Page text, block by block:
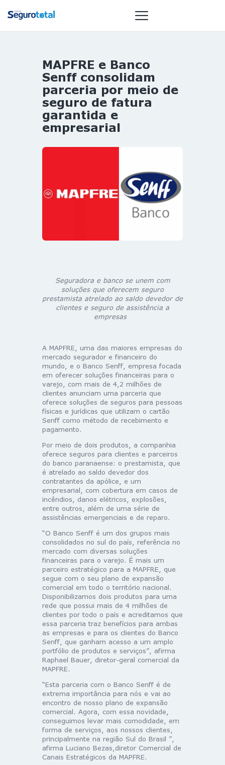
NOTÍCIAS
REVISTA
ESPECIAIS
GAIVOTA DE
OURO
ST SUMMIT
HOMEST
HOME
MAPFRE e Banco
Senff consolidam
parceria por meio de
seguro de fatura
garantida e
empresarial
Seguradora e banco se unem com
soluções que oferecem seguro
prestamista atrelado ao saldo devedor de
clientes e seguro de assistência a
empresas
A MAPFRE, uma das maiores empresas do
mercado segurador e financeiro do
mundo, e o Banco Senff, empresa focada
em oferecer soluções financeiras para o
varejo, com mais de 4,2 milhões de
clientes anunciam uma parceria que
oferece soluções de seguros para pessoas
físicas e jurídicas que utilizam o cartão
Senff como método de recebimento e
pagamento.
Por meio de dois produtos, a companhia
oferece seguros para clientes e parceiros
do banco paranaense: o prestamista, que
é atrelado ao saldo devedor dos
contratantes da apólice, e um
empresarial, com cobertura em casos de
incêndios, danos elétricos, explosões,
entre outros, além de uma série de
assistências emergenciais e de reparo.
“O Banco Senff é um dos grupos mais
consolidados no sul do país, referência no
mercado com diversas soluções
financeiras para o varejo. É mais um
parceiro estratégico para a MAPFRE, que
segue com o seu plano de expansão
comercial em todo o território nacional.
Disponibilizamos dois produtos para uma
rede que possui mais de 4 milhões de
clientes por todo o país e acreditamos que
essa parceria traz benefícios para ambas
as empresas e para os clientes do Banco
Senff, que ganham acesso a um amplo
portfólio de produtos e serviços”, afirma
Raphael Bauer, diretor-geral comercial da
MAPFRE.
“Esta parceria com o Banco Senff é de
extrema importância para nós e vai ao
encontro de nosso plano de expansão
comercial. Agora, com essa novidade,
conseguimos levar mais comodidade, em
forma de serviços, aos nossos clientes,
principalmente na região Sul do Brasil ”,
afirma Luciano Bezas,diretor Comercial de
Canais Estratégicos da MAPFRE.